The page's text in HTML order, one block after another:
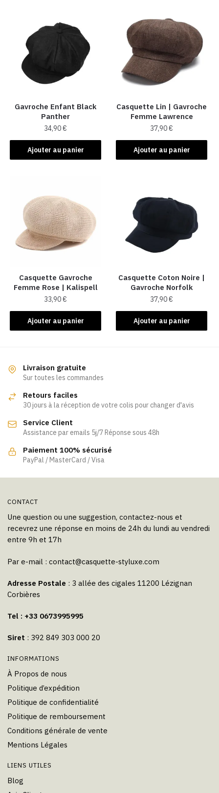
Gavroche Enfant Black
Panther
34,90€
Ajouter au panier
Casquette Lin | Gavroche
Femme Lawrence
37,90€
Ajouter au panier
Casquette Gavroche
Femme Rose​ | Kalispell
33,90€
Ajouter au panier
Casquette Coton Noire |
Gavroche Norfolk
37,90€
Ajouter au panier
Livraison gratuite
Sur toutes les commandes
Retours faciles
30 jours à la réception de votre colis pour changer d'avis
Service Client
Assistance par emails 5j/7 Réponse sous 48h
Paiement 100% sécurisé
PayPal / MasterCard / Visa
CONTACT
Une question ou une suggestion, contactez-nous et
recevrez une réponse en moins de 24h du lundi au vendredi
entre 9h et 17h
Par e-mail : contact@casquette-styluxe.com
Adresse Postale : 3 allée des cigales 11200 Lézignan
Corbières
Tel : +33 0673995995
Siret : 392 849 303 000 20
INFORMATIONS
À Propos de nous
Politique d’expédition
Politique de confidentialité
Politique de remboursement
Conditions générale de vente
Mentions Légales
LIENS UTILES
Blog